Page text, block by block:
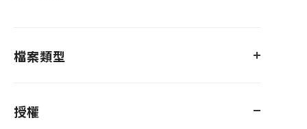
檔案類型
授權